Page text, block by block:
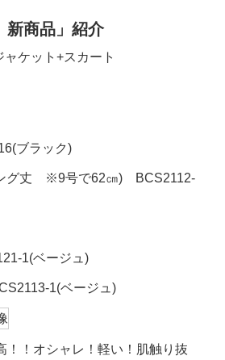
新商品」紹介
ケット+スカート
ブラック)
グ丈 ※9号で62㎝) BCS2112-
1(ベージュ)
1(ベージュ)
！！オシャレ！軽い！肌触り抜